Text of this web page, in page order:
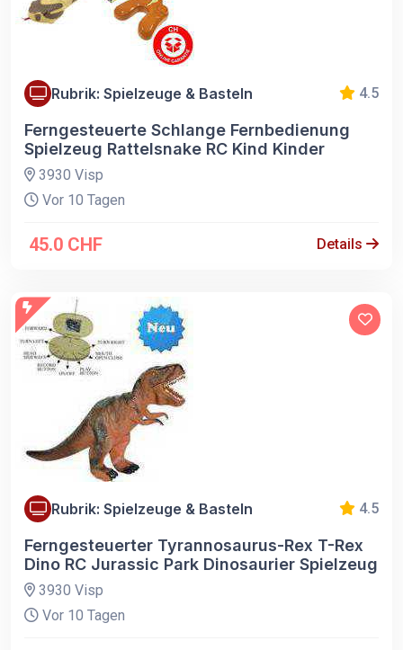
Rubrik: Spielzeuge & Basteln 4.5
Ferngesteuerte Schlange Fernbedienung
Spielzeug Rattelsnake RC Kind Kinder
3930 Visp
Vor 10 Tagen
45.0 CHF Details
Rubrik: Spielzeuge & Basteln 4.5
Ferngesteuerter Tyrannosaurus-Rex T-Rex
Dino RC Jurassic Park Dinosaurier Spielzeug
3930 Visp
Vor 10 Tagen